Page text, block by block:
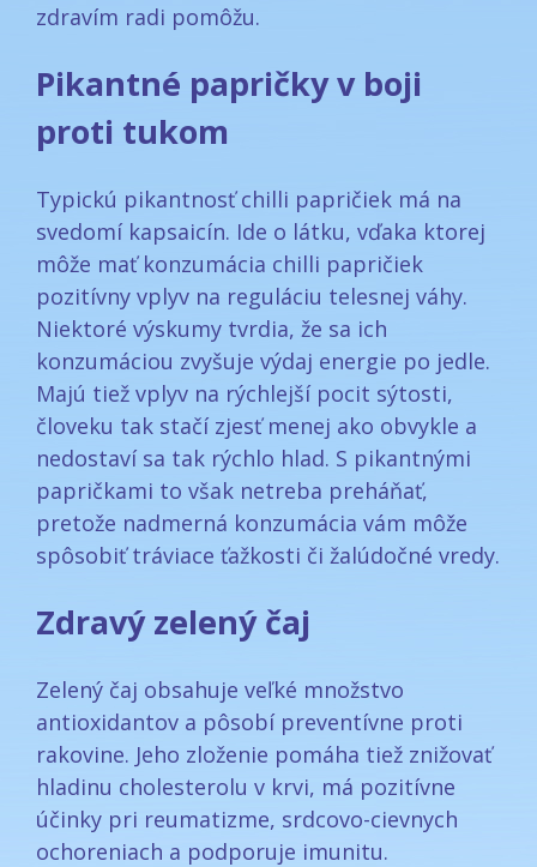
zdravím radi pomôžu.
Pikantné papričky v boji
proti tukom
Typickú pikantnosť chilli papričiek má na
svedomí kapsaicín. Ide o látku, vďaka ktorej
môže mať konzumácia chilli papričiek
pozitívny vplyv na reguláciu telesnej váhy.
Niektoré výskumy tvrdia, že sa ich
konzumáciou zvyšuje výdaj energie po jedle.
Majú tiež vplyv na rýchlejší pocit sýtosti,
človeku tak stačí zjesť menej ako obvykle a
nedostaví sa tak rýchlo hlad. S pikantnými
papričkami to však netreba preháňať,
pretože nadmerná konzumácia vám môže
spôsobiť tráviace ťažkosti či žalúdočné vredy.
Zdravý zelený čaj
Zelený čaj obsahuje veľké množstvo
antioxidantov a pôsobí preventívne proti
rakovine. Jeho zloženie pomáha tiež znižovať
hladinu cholesterolu v krvi, má pozitívne
účinky pri reumatizme, srdcovo-cievnych
ochoreniach a podporuje imunitu.